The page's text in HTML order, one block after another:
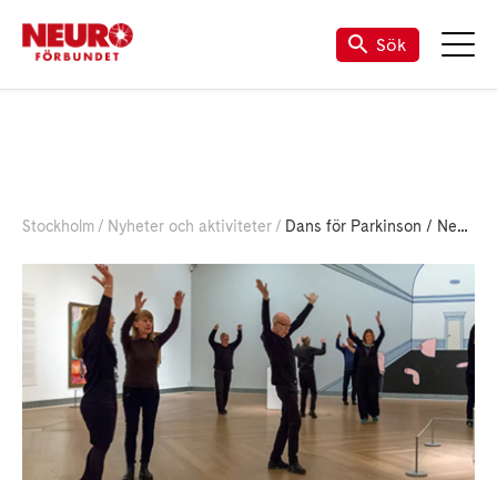
Sök
Stockholm Nyheter och aktiviteter Dans för Parkinson / Neurodans